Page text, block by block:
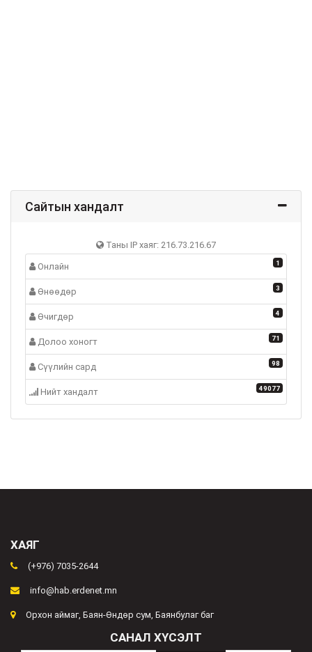
Сайтын хандалт
Таны IP хаяг: 216.73.216.67
1
Онлайн
3
Өнөөдөр
4
Өчигдөр
71
Долоо хоногт
98
Сүүлийн сард
49077
Нийт хандалт
ХАЯГ
(+976) 7035-2644
info@hab.erdenet.mn
Орхон аймаг, Баян-Өндөр сум, Баянбулаг баг
САНАЛ ХҮСЭЛТ